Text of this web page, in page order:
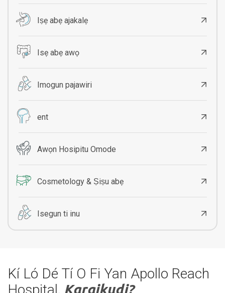
Iṣẹ abẹ ajakalẹ
Isẹ abẹ awọ
Imogun pajawiri
ent
Awọn Hosipitu Omode
Cosmetology & Ṣiṣu abẹ
Isegun ti inu
Kí Ló Dé Tí O Fi Yan Apollo Reach
Hospital, Karaikudi?